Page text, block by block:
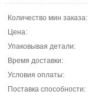
Количество мин заказа:
Цена:
Упаковывая детали:
Время доставки:
Условия оплаты:
Поставка способности: